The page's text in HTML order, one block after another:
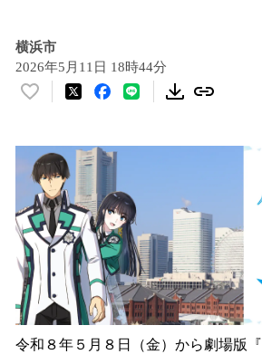
横浜市
2026年5月11日 18時44分
い
！
数
を
読
み
込
み
中
で
す
令和８年５月８日（金）から劇場版